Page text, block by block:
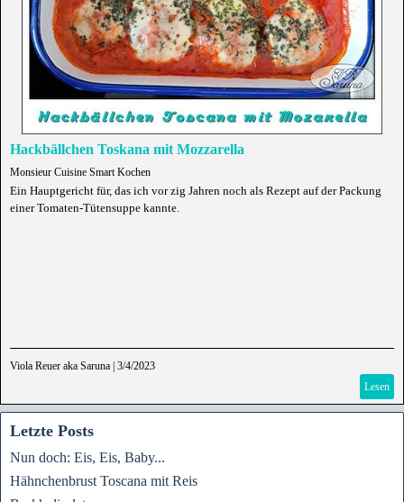
Hackbällchen Toskana mit Mozzarella
Monsieur Cuisine Smart Kochen
Ein Hauptgericht für, das ich vor zig Jahren noch als Rezept auf der Packung
einer Tomaten-Tütensuppe kannte.
Viola Reuer aka Saruna 3/4/2023
Lesen
Letzte Posts
Nun doch: Eis, Eis, Baby...
Hähnchenbrust Toscana mit Reis